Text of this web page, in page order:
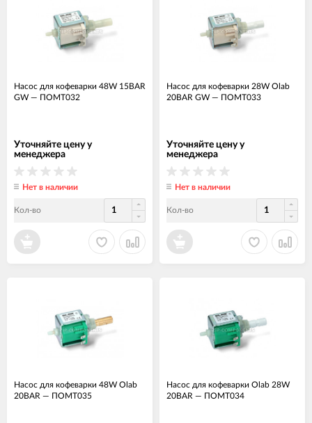
Насос для кофеварки 48W 15BAR
GW — ПОМТ032
Уточняйте цену у
менеджера
Нет в наличии
Кол-во
Насос для кофеварки 28W Olab
20BAR GW — ПОМТ033
Уточняйте цену у
менеджера
Нет в наличии
Кол-во
Насос для кофеварки 48W Olab
20BAR — ПОМТ035
Насос для кофеварки Olab 28W
20BAR — ПОМТ034